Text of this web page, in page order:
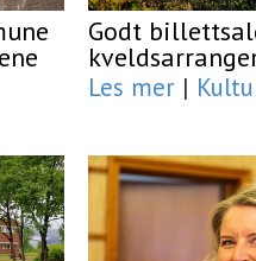
Godt
Les mer |